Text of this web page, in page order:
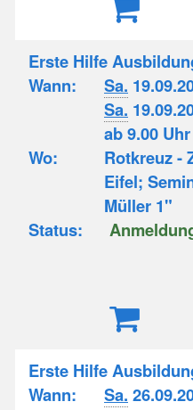
Erste Hilfe
Wann:
Sa.
Sa.
ab 9.00 Uhr
Wo:
Rotkreuz -
Eifel;
Müller 1"
Status:
Erste Hilfe
Wann:
Sa.